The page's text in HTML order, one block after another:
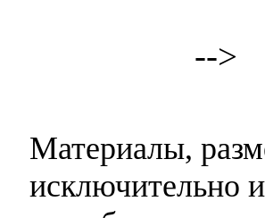
-->
Материалы,
исключительно